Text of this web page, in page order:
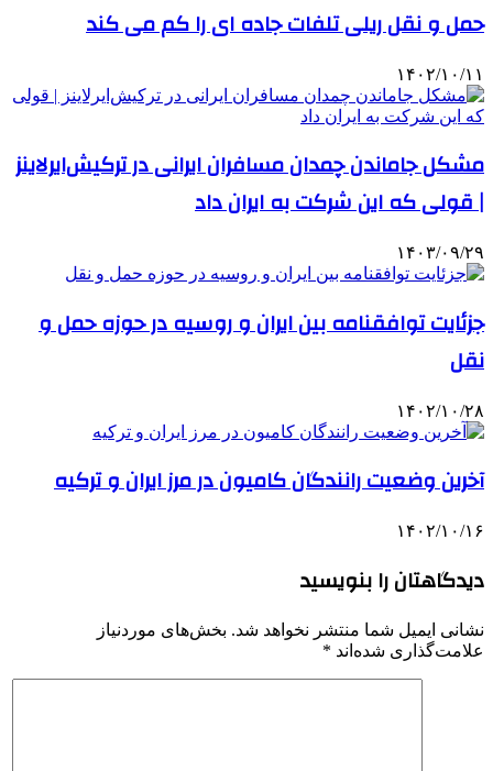
حمل و نقل ریلی تلفات جاده ای را کم می کند
۱۴۰۲/۱۰/۱۱
مشکل جاماندن چمدان مسافران ایرانی در ترکیش‌ایرلاینز
| قولی که این شرکت به ایران داد
۱۴۰۳/۰۹/۲۹
جزئایت توافقنامه بین ایران و روسیه در حوزه حمل و
نقل
۱۴۰۲/۱۰/۲۸
آخرین وضعیت رانندگان کامیون در مرز ایران و ترکیه
۱۴۰۲/۱۰/۱۶
دیدگاهتان را بنویسید
نشانی ایمیل شما منتشر نخواهد شد. بخش‌های موردنیاز
علامت‌گذاری شده‌اند *